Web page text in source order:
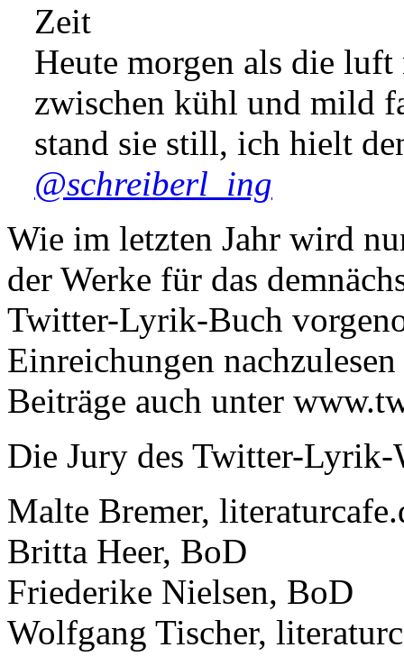
Zeit
Heute morgen als die
zwischen kühl und mild
stand sie still, ich hielt
@schreiberl_ing
Wie im letzten Jahr wird
der Werke für das
Twitter-Lyrik-Buch
Einreichungen
Beiträge auch unter
Die Jury des Twitter-Lyrik-
Malte Bremer,
Britta Heer, BoD
Friederike Nielsen, BoD
Wolfgang Tischer,